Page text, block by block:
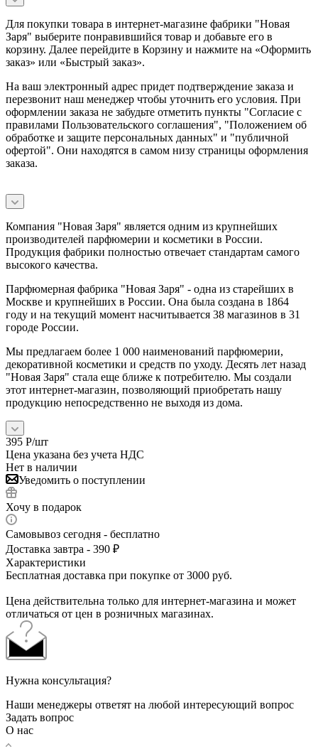
Для покупки товара в интернет-магазине фабрики "Новая
Заря" выберите понравившийся товар и добавьте его в
корзину. Далее перейдите в Корзину и нажмите на «Оформить
заказ» или «Быстрый заказ».
На ваш электронный адрес придет подтверждение заказа и
перезвонит наш менеджер чтобы уточнить его условия. При
оформлении заказа не забудьте отметить пункты "Согласие с
правилами Пользовательского соглашения", "Положением об
обработке и защите персональных данных" и "публичной
офертой". Они находятся в самом низу страницы оформления
заказа.
Компания "Новая Заря" является одним из крупнейших
производителей парфюмерии и косметики в России.
Продукция фабрики полностью отвечает стандартам самого
высокого качества.
Парфюмерная фабрика "Новая Заря" - одна из старейших в
Москве и крупнейших в России. Она была создана в 1864
году и на текущий момент насчитывается 38 магазинов в 31
городе России.
Мы предлагаем более 1 000 наименований парфюмерии,
декоративной косметики и средств по уходу. Десять лет назад
"Новая Заря" стала еще ближе к потребителю. Мы создали
этот интернет-магазин, позволяющий приобретать нашу
продукцию непосредственно не выходя из дома.
395 Р/шт
Цена указана без учета НДС
Нет в наличии
Уведомить о поступлении
Хочу в подарок
Самовывоз сегодня - бесплатно
Доставка завтра - 390 ₽
Характеристики
Бесплатная доставка при покупке от 3000 руб.
Цена действительна только для интернет-магазина и может
отличаться от цен в розничных магазинах.
Нужна консультация?
Наши менеджеры ответят на любой интересующий вопрос
Задать вопрос
О нас